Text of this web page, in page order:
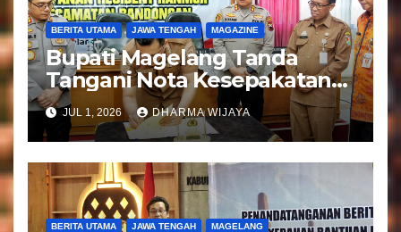
BERITA UTAMA JAWA TENGAH MAGAZINE
Bupati Magelang Tanda
Tangani Nota Kesepakatan
Pengalihan Pelayanan
Regident Di Kecamatan
Bandongan
JUL 1, 2026 DHARMA WIJAYA
BERITA UTAMA JAWA TENGAH MAGELANG